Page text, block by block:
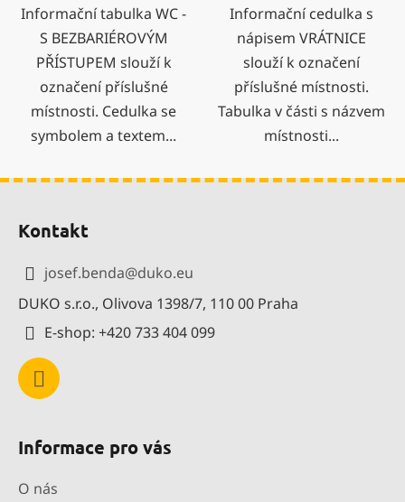
Informační tabulka WC -
S BEZBARIÉROVÝM
PŘÍSTUPEM slouží k
označení příslušné
místnosti. Cedulka se
symbolem a textem...
Informační cedulka s
nápisem VRÁTNICE
slouží k označení
příslušné místnosti.
Tabulka v části s názvem
místnosti...
Kontakt
josef.benda@duko.eu
DUKO s.r.o., Olivova 1398/7, 110 00 Praha
E-shop: +420 733 404 099
Informace pro vás
O nás